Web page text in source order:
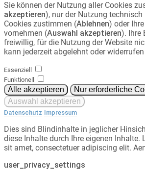
Sie können der Nutzung aller Cookies
akzeptieren), nur der Nutzung
Cookies zustimmen (Ablehnen) oder
vornehmen (Auswahl akzeptieren). Ihre
freiwillig, für die Nutzung der Website
kann jederzeit abgelehnt oder
Essenziell
Funktionell
Datenschutz Impressum
Dies sind Blindinhalte in jeglicher
diese Inhalte durch Ihre eigenen Inhalte.
sit amet, consectetuer adipiscing elit.
user_privacy_settings